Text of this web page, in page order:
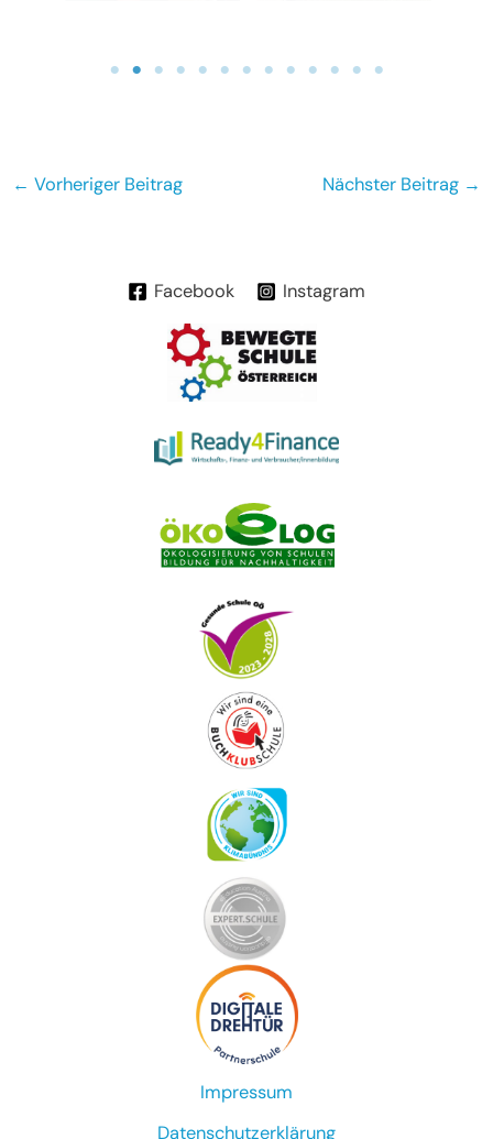
Beitragsnavigation
← Vorheriger Beitrag Nächster Beitrag →
Facebook Instagram
Impressum
Datenschutzerklärung